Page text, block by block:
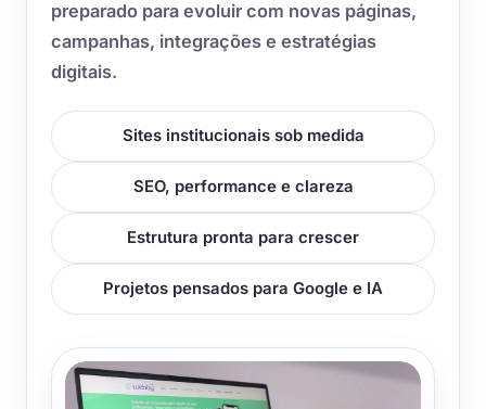
preparado para evoluir com novas páginas,
campanhas, integrações e estratégias
digitais.
Sites institucionais sob medida
SEO, performance e clareza
Estrutura pronta para crescer
Projetos pensados para Google e IA